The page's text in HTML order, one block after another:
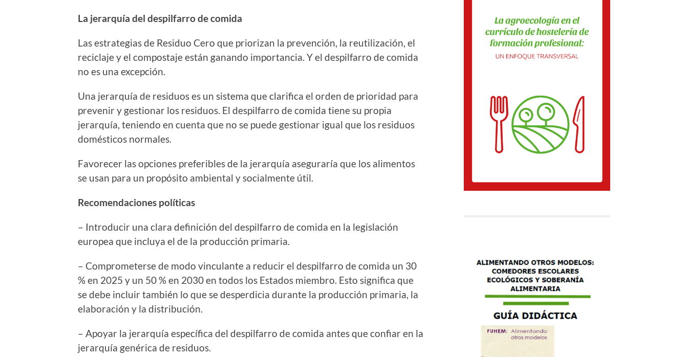
La jerarquía del despilfarro de comida
Las estrategias de Residuo Cero que priorizan la prevención, la reutilización, el
reciclaje y el compostaje están ganando importancia. Y el despilfarro de comida
no es una excepción.
Una jerarquía de residuos es un sistema que clarifica el orden de prioridad para
prevenir y gestionar los residuos. El despilfarro de comida tiene su propia
jerarquía, teniendo en cuenta que no se puede gestionar igual que los residuos
domésticos normales.
Favorecer las opciones preferibles de la jerarquía aseguraría que los alimentos
se usan para un propósito ambiental y socialmente útil.
Recomendaciones políticas
– Introducir una clara definición del despilfarro de comida en la legislación
europea que incluya el de la producción primaria.
– Comprometerse de modo vinculante a reducir el despilfarro de comida un 30
% en 2025 y un 50 % en 2030 en todos los Estados miembro. Esto significa que
se debe incluir también lo que se desperdicia durante la producción primaria, la
elaboración y la distribución.
– Apoyar la jerarquía específica del despilfarro de comida antes que confiar en la
jerarquía genérica de residuos.